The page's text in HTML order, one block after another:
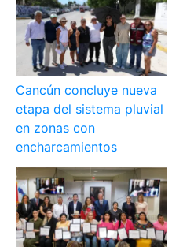
Cancún concluye nueva
etapa del sistema pluvial
en zonas con
encharcamientos